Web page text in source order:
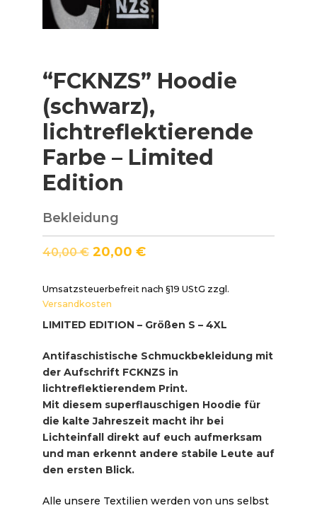
“FCKNZS” Hoodie
(schwarz),
lichtreflektierende
Farbe – Limited
Edition
Bekleidung
40,00€ 20,00 €
Umsatzsteuerbefreit nach §19 UStG zzgl.
Versandkosten
LIMITED EDITION – Größen S – 4XL
Antifaschistische Schmuckbekleidung mit
der Aufschrift FCKNZS in
lichtreflektierendem Print.
Mit diesem superflauschigen Hoodie für
die kalte Jahreszeit macht ihr bei
Lichteinfall direkt auf euch aufmerksam
und man erkennt andere stabile Leute auf
den ersten Blick.
Alle unsere Textilien werden von uns selbst